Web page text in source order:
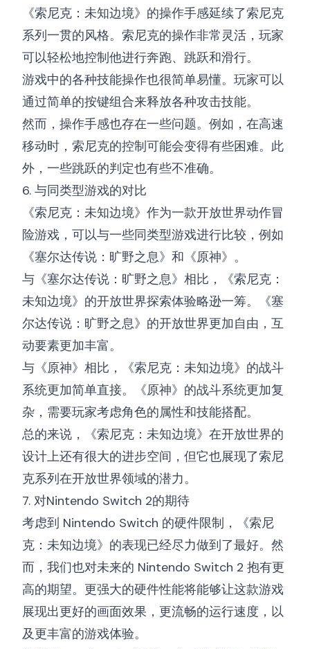
《索尼克：未知边境》的操作手感延续了索尼克
系列一贯的风格。索尼克的操作非常灵活，玩家
可以轻松地控制他进行奔跑、跳跃和滑行。
游戏中的各种技能操作也很简单易懂。玩家可以
通过简单的按键组合来释放各种攻击技能。
然而，操作手感也存在一些问题。例如，在高速
移动时，索尼克的控制可能会变得有些困难。此
外，一些跳跃的判定也有些不准确。
6. 与同类型游戏的对比
《索尼克：未知边境》作为一款开放世界动作冒
险游戏，可以与一些同类型游戏进行比较，例如
《塞尔达传说：旷野之息》和《原神》。
与《塞尔达传说：旷野之息》相比，《索尼克：
未知边境》的开放世界探索体验略逊一筹。《塞
尔达传说：旷野之息》的开放世界更加自由，互
动要素更加丰富。
与《原神》相比，《索尼克：未知边境》的战斗
系统更加简单直接。《原神》的战斗系统更加复
杂，需要玩家考虑角色的属性和技能搭配。
总的来说，《索尼克：未知边境》在开放世界的
设计上还有很大的进步空间，但它也展现了索尼
克系列在开放世界领域的潜力。
7. 对Nintendo Switch 2的期待
考虑到 Nintendo Switch 的硬件限制，《索尼
克：未知边境》的表现已经尽力做到了最好。然
而，我们也对未来的 Nintendo Switch 2 抱有更
高的期望。更强大的硬件性能将能够让这款游戏
展现出更好的画面效果，更流畅的运行速度，以
及更丰富的游戏体验。